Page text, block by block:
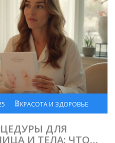
КРАСОТА И ЗДОРОВЬЕ
ДЛЯ
И ТЕЛА: ЧТО